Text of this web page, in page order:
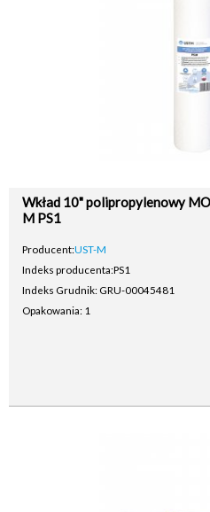
Wkład 10" polipropylenowy
M PS1
Producent:UST-M
Indeks producenta:PS1
Indeks Grudnik: GRU-00045481
Opakowania: 1